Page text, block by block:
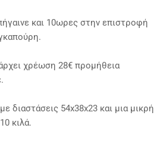
και 10ωρες στην επιστροφή
χρέωση 28€ προμήθεια
διαστάσεις 54x38x23 και μια μικρή
κιλά.